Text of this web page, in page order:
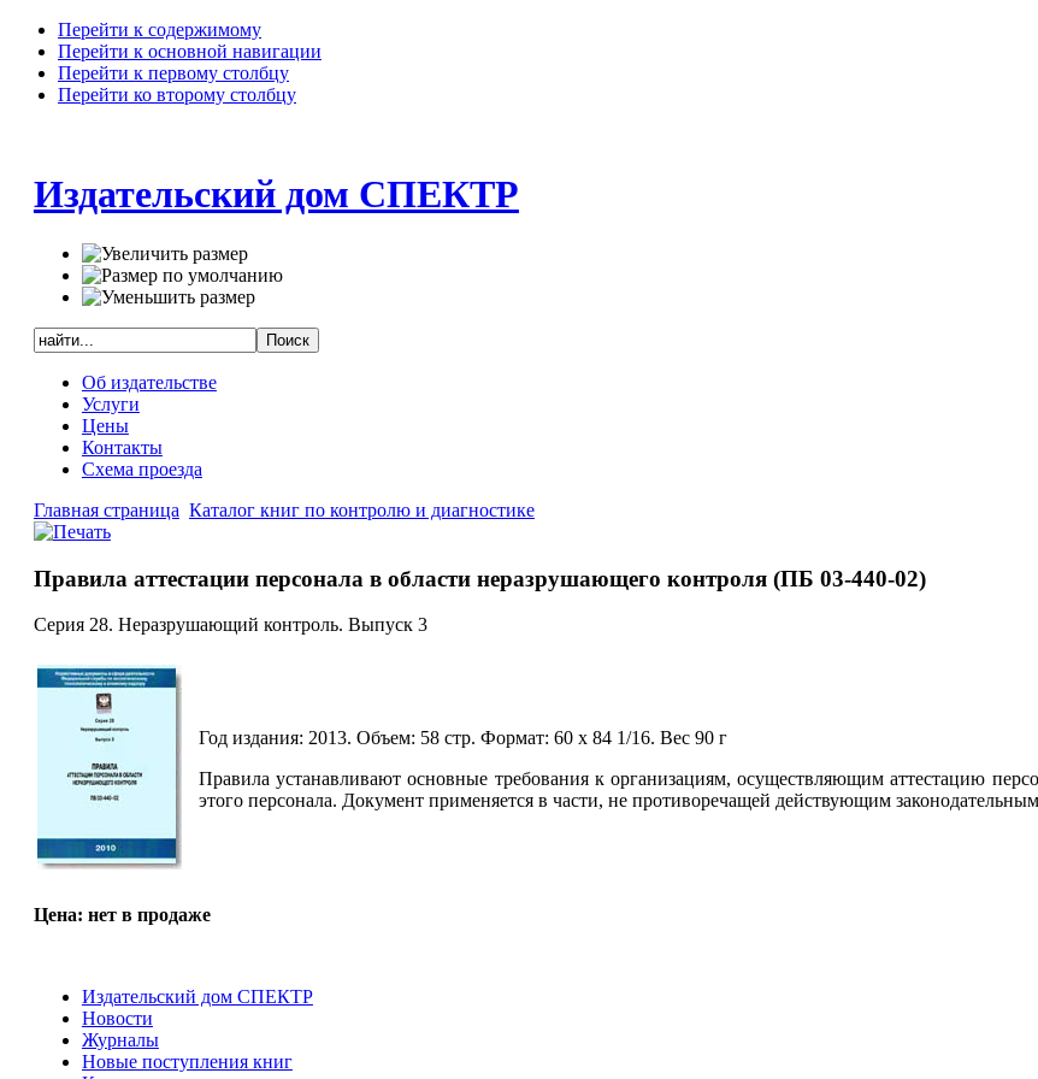
Перейти к содержимому
Перейти к основной навигации
Перейти к первому столбцу
Перейти ко второму столбцу
Издательский дом СПЕКТР
Об издательстве
Услуги
Цены
Контакты
Схема проезда
Главная страница Каталог книг по контролю и диагностике
Правила аттестации персонала в области неразрушающего контроля (ПБ 03-440-02)
Серия 28. Неразрушающий контроль. Выпуск 3
Год издания: 2013. Объем: 58 стр. Формат: 60 x 84 1/16. Вес 90 г
Правила устанавливают основные требования к организациям, осуществляющим аттестацию
этого персонала. Документ применяется в части, не противоречащей действующим
Цена: нет в продаже
Издательский дом СПЕКТР
Новости
Журналы
Новые поступления книг